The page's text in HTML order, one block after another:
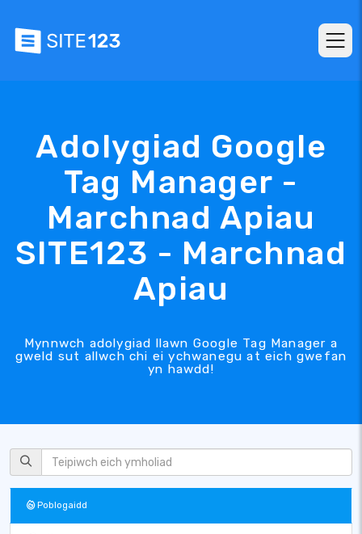
Adolygiad Google
Tag Manager -
Marchnad Apiau
SITE123 - Marchnad
Apiau
Mynnwch adolygiad llawn Google Tag Manager a
gweld sut allwch chi ei ychwanegu at eich gwefan
yn hawdd!
Poblogaidd